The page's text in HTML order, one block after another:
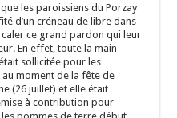
les paroissiens du Porzay
d’un créneau de libre dans
caler ce grand pardon qui leur
En effet, toute la main
sollicitée pour les
au moment de la fête de
(26 juillet) et elle était
à contribution pour